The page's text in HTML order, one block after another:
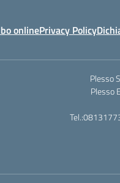
onlinePrivacy Policy
Plesso
Plesso